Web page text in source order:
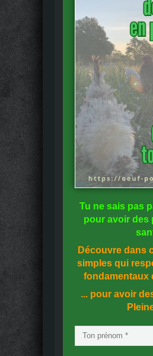
Tu ne sais pas
pour avoir des
Découvre dans
simples qui
fondamentaux
... pour avoir